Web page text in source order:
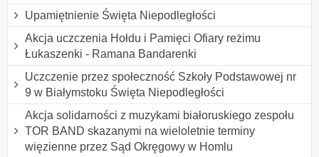
Upamiętnienie Święta Niepodległości
Akcja uczczenia Hołdu i Pamięci Ofiary reżimu
Łukaszenki - Ramana Bandarenki
Uczczenie przez społeczność Szkoły Podstawowej nr
9 w Białymstoku Święta Niepodległości
Akcja solidarności z muzykami białoruskiego zespołu
TOR BAND skazanymi na wieloletnie terminy
więzienne przez Sąd Okręgowy w Homlu